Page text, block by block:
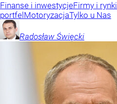
Finanse i inwestycjeFirmy i rynki
portfel MotoryzacjaTylko u Nas
Radosław Święcki